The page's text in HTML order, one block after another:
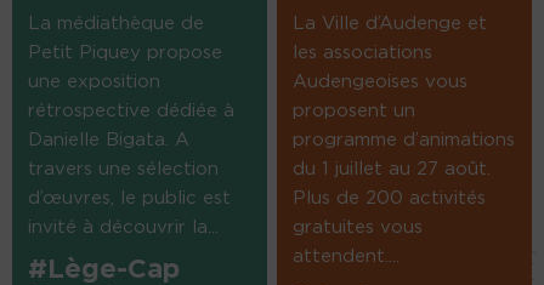
La médiathèque de
Petit Piquey propose
une exposition
rétrospective dédiée à
Danielle Bigata. A
travers une sélection
d’œuvres, le public est
invité à découvrir la...
#Lège-Cap
La Ville d’Audenge et
les associations
Audengeoises vous
proposent un
programme d’animations
du 1 juillet au 27 août.
Plus de 200 activités
gratuites vous
attendent....